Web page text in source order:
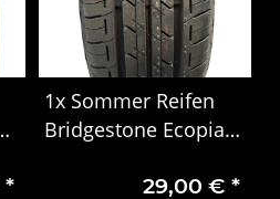
*
1x Sommer Reifen
Bridgestone Ecopia
29,00 €*